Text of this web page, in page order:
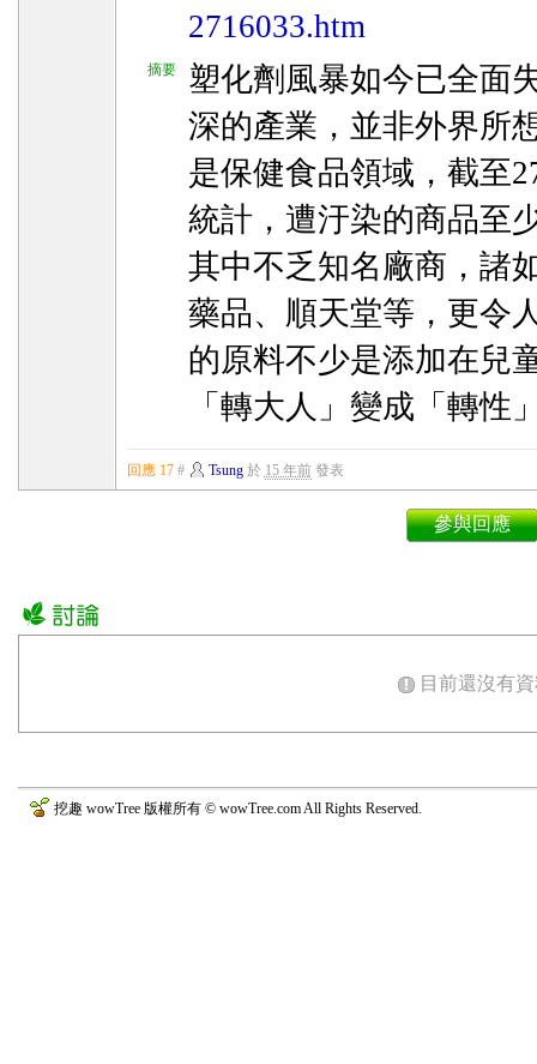
2716033.htm
摘要
塑化劑風暴如今已全面
深的產業，並非外界所
是保健食品領域，截至
統計，遭汙染的商品至
其中不乏知名廠商，諸
藥品、順天堂等，更令
的原料不少是添加在兒
「轉大人」變成「轉性
回應 17 # Tsung於 15 年前發表
參與回應
目前還沒有
挖趣 wowTree 版權所有 © wowTree.com All Rights Reserved.